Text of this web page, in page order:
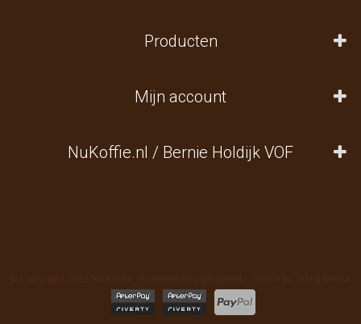
Producten
Mijn account
NuKoffie.nl / Bernie Holdijk VOF